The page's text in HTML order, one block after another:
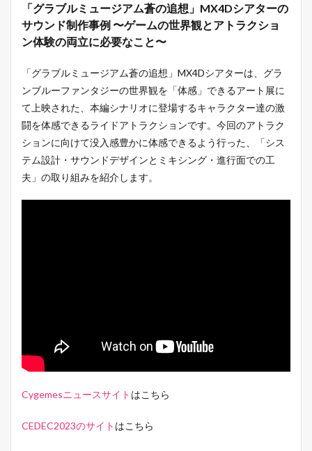
「グラブルミュージアム蒼の追想」MX4Dシアターの
サウンド制作事例 〜ゲームの世界観とアトラクショ
ン体験の両立に必要なこと〜
「グラブルミュージアム蒼の追想」MX4Dシアターは、グラ
ンブルーファンタジーの世界観を「体感」できるアート展に
て上映された、本編シナリオに登場するキャラクター達の激
闘を体感できるライドアトラクションです。今回のアトラク
ションに向けて没入感豊かに体感できるよう行った、「シス
テム設計・サウンドデザインとミキシング・進行面での工
夫」の取り組みを紹介します。
Cygemesニュースサイト はこちら
CEDEC2023のサイト はこちら